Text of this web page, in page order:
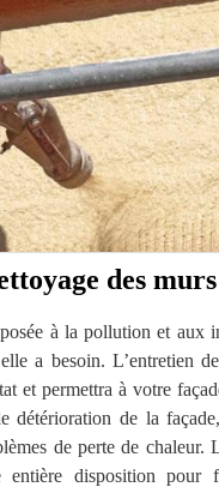
des
à la pollution et aux
a besoin. L’entretien
et permettra à votre
détérioration de la
de perte de chaleur.
disposition pour